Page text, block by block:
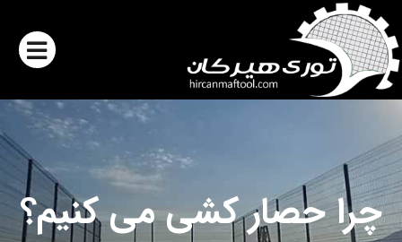
چرا حصار کشی می کنیم؟